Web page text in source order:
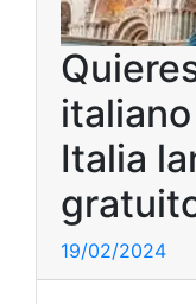
Italia
19/02/2024